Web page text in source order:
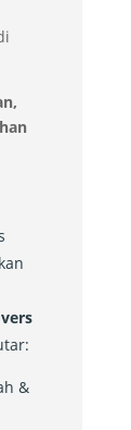
&